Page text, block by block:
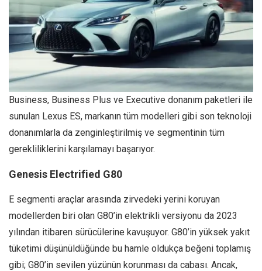
Business, Business Plus ve Executive donanım paketleri ile
sunulan Lexus ES, markanın tüm modelleri gibi son teknoloji
donanımlarla da zenginleştirilmiş ve segmentinin tüm
gerekliliklerini karşılamayı başarıyor.
Genesis Electrified G80
E segmenti araçlar arasında zirvedeki yerini koruyan
modellerden biri olan G80’in elektrikli versiyonu da 2023
yılından itibaren sürücülerine kavuşuyor. G80’in yüksek yakıt
tüketimi düşünüldüğünde bu hamle oldukça beğeni toplamış
gibi; G80’in sevilen yüzünün korunması da cabası. Ancak,